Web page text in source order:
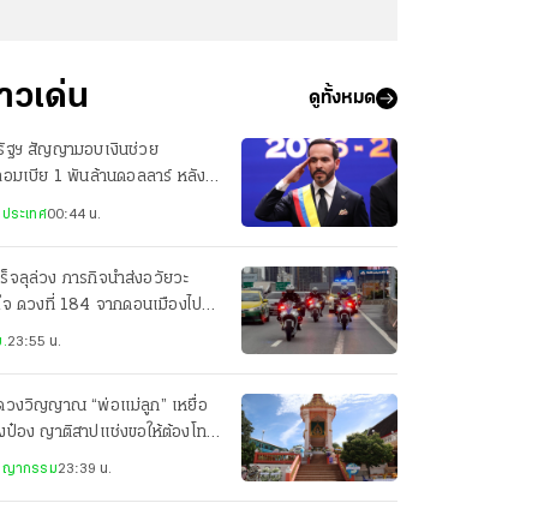
วเด่น ดูทั้งหมด
ฐฯ สัญญามอบเงินช่วย
อมเบีย 1 พันล้านดอลลาร์ หลัง
สาบานตน
ระเทศ00:44 น.
ร็จลุล่วง ภารกิจนำส่งอวัยวะ
จ ดวงที่ 184 จากดอนเมืองไป
.23:55 น.
วงวิญญาณ “พ่อแม่ลูก” เหยื่อ
ป๋อง ญาติสาปแช่งขอให้ต้องโทษ
ญากรรม23:39 น.